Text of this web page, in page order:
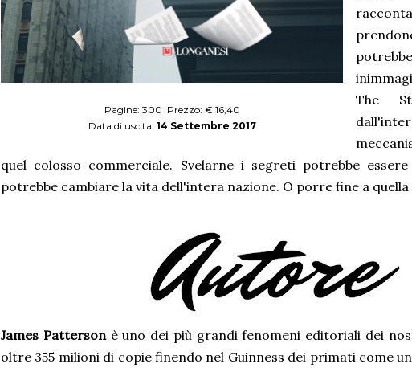
Pagine: 300 Prezzo: € 16,40
Data di uscita: 14 Settembre 2017
The
quel colosso commerciale. Svelarne i segreti potrebbe
potrebbe cambiare la vita dell'intera nazione. O porre fine a quella
James Pattersonè uno dei più grandi fenomeni editoriali dei
oltre 355 milioni di copie finendo nel Guinness dei primati come